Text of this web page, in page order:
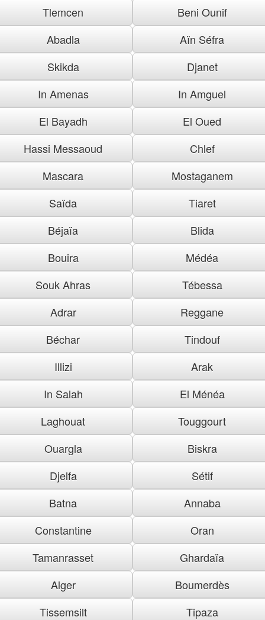
Tlemcen
Beni Ounif
Abadla
Aïn Séfra
Skikda
Djanet
In Amenas
In Amguel
El Bayadh
El Oued
Hassi Messaoud
Chlef
Mascara
Mostaganem
Saïda
Tiaret
Béjaïa
Blida
Bouira
Médéa
Souk Ahras
Tébessa
Adrar
Reggane
Béchar
Tindouf
Illizi
Arak
In Salah
El Ménéa
Laghouat
Touggourt
Ouargla
Biskra
Djelfa
Sétif
Batna
Annaba
Constantine
Oran
Tamanrasset
Ghardaïa
Alger
Boumerdès
Tissemsilt
Tipaza